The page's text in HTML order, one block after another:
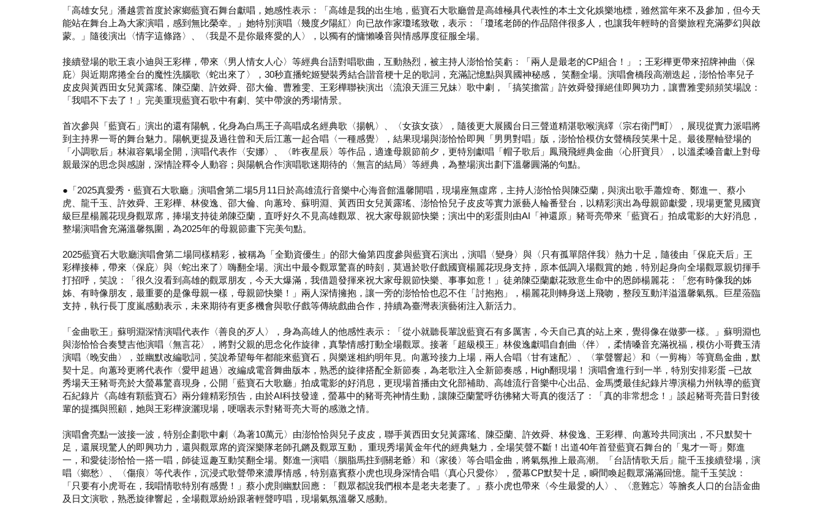
「高雄女兒」潘越雲首度於家鄉藍寶石舞台獻唱，她感性表示：「高雄是我的出生地，藍寶石大歌廳曾是高雄極具代表性的本土文化娛樂地標，雖然當年來不及參加，但今天
能站在舞台上為大家演唱，感到無比榮幸。」她特別演唱〈幾度夕陽紅〉向已故作家瓊瑤致敬，表示：「瓊瑤老師的作品陪伴很多人，也讓我年輕時的音樂旅程充滿夢幻與啟
蒙。」隨後演出〈情字這條路〉、〈我是不是你最疼愛的人〉，以獨有的慵懶嗓音與情感厚度征服全場。
接續登場的歌王袁小迪與王彩樺，帶來〈男人情女人心〉等經典台語對唱歌曲，互動熱烈，被主持人澎恰恰笑虧：「兩人是最老的CP組合！」；王彩樺更帶來招牌神曲〈保
庇〉與近期席捲全台的魔性洗腦歌〈蛇出來了〉，30秒直播蛇姬變裝秀結合諧音梗十足的歌詞，充滿記憶點與異國神秘感， 笑翻全場。演唱會橋段高潮迭起，澎恰恰率兒子
皮皮與黃西田女兒黃露瑤、陳亞蘭、許效舜、邵大倫、曹雅雯、王彩樺聯袂演出〈流浪天涯三兄妹〉歌中劇，「搞笑擔當」許效舜發揮絕佳即興功力，讓曹雅雯頻頻笑場說：
「我唱不下去了！」完美重現藍寶石歌中有劇、笑中帶淚的秀場情景。
首次參與「藍寶石」演出的還有陽帆，化身為白馬王子高唱成名經典歌〈揚帆〉、〈女孩女孩〉，隨後更大展國台日三聲道精湛歌喉演繹〈宗右衛門町〉，展現從實力派唱將
到主持界一哥的舞台魅力。陽帆更提及過往曾和天后江蕙一起合唱〈一種感覺〉，結果現場與澎恰恰即興「男男對唱」版，澎恰恰模仿女聲橋段笑果十足。最後壓軸登場的
「小調歌后」林淑容氣場全開，演唱代表作〈安娜〉、〈昨夜星辰〉等作品，適逢母親節前夕，更特別獻唱「帽子歌后」鳳飛飛經典金曲〈心肝寶貝〉，以溫柔嗓音獻上對母
親最深的思念與感謝，深情詮釋令人動容；與陽帆合作演唱歌迷期待的〈無言的結局〉等經典，為整場演出劃下溫馨圓滿的句點。
●「2025真愛秀・藍寶石大歌廳」演唱會第二場5月11日於高雄流行音樂中心海音館溫馨開唱，現場座無虛席，主持人澎恰恰與陳亞蘭，與演出歌手蕭煌奇、鄭進一、蔡小
虎、龍千玉、許效舜、王彩樺、林俊逸、邵大倫、向蕙玲、蘇明淵、黃西田女兒黃露瑤、澎恰恰兒子皮皮等實力派藝人輪番登台，以精彩演出為母親節獻愛，現場更驚見國寶
級巨星楊麗花現身觀眾席，捧場支持徒弟陳亞蘭，直呼好久不見高雄觀眾、祝大家母親節快樂；演出中的彩蛋則由AI「神還原」豬哥亮帶來「藍寶石」拍成電影的大好消息，
整場演唱會充滿溫馨氛圍，為2025年的母親節畫下完美句點。
2025藍寶石大歌廳演唱會第二場同樣精彩，被稱為「全勤資優生」的邵大倫第四度參與藍寶石演出，演唱〈變身〉與〈只有孤單陪伴我〉熱力十足，隨後由「保庇天后」王
彩樺接棒，帶來〈保庇〉與〈蛇出來了〉嗨翻全場。演出中最令觀眾驚喜的時刻，莫過於歌仔戲國寶楊麗花現身支持，原本低調入場觀賞的她，特別起身向全場觀眾親切揮手
打招呼，笑說：「很久沒看到高雄的觀眾朋友，今天大爆滿，我借題發揮來祝大家母親節快樂、事事如意！」徒弟陳亞蘭獻花致意生命中的恩師楊麗花：「您有時像我的姊
姊、有時像朋友，最重要的是像母親一樣，母親節快樂！」兩人深情擁抱，讓一旁的澎恰恰也忍不住「討抱抱」，楊麗花則轉身送上飛吻，整段互動洋溢溫馨氣氛。巨星蒞臨
支持，執行長丁度嵐感動表示，未來期待有更多機會與歌仔戲等傳統戲曲合作，持續為臺灣表演藝術注入新活力。
「金曲歌王」蘇明淵深情演唱代表作〈善良的歹人〉，身為高雄人的他感性表示：「從小就聽長輩說藍寶石有多厲害，今天自己真的站上來，覺得像在做夢一樣。」蘇明淵也
與澎恰恰合奏雙吉他演唱〈無言花〉，將對父親的思念化作旋律，真摯情感打動全場觀眾。接著「超級模王」林俊逸獻唱自創曲〈伴〉，柔情嗓音充滿祝福，模仿小哥費玉清
演唱〈晚安曲〉，並幽默改編歌詞，笑說希望每年都能來藍寶石，與樂迷相約明年見。向蕙玲接力上場，兩人合唱〈甘有速配〉、〈掌聲響起〉和〈一剪梅〉等寶島金曲，默
契十足。向蕙玲更將代表作〈愛甲超過〉改編成電音舞曲版本，熟悉的旋律搭配全新節奏，為老歌注入全新節奏感，High翻現場！ 演唱會進行到一半，特別安排彩蛋 –已故
秀場天王豬哥亮於大螢幕驚喜現身，公開「藍寶石大歌廳」拍成電影的好消息，更現場首播由文化部補助、高雄流行音樂中心出品、金馬獎最佳紀錄片導演楊力州執導的藍寶
石紀錄片《高雄有顆藍寶石》兩分鐘精彩預告，由於AI科技發達，螢幕中的豬哥亮神情生動，讓陳亞蘭驚呼彷彿豬大哥真的復活了：「真的非常想念！」談起豬哥亮昔日對後
輩的提攜與照顧，她與王彩樺淚灑現場，哽咽表示對豬哥亮大哥的感激之情。
演唱會亮點一波接一波，特別企劃歌中劇〈為著10萬元〉由澎恰恰與兒子皮皮，聯手黃西田女兒黃露瑤、陳亞蘭、許效舜、林俊逸、王彩樺、向蕙玲共同演出，不只默契十
足，還展現驚人的即興功力，還與觀眾席的資深樂隊老師孔鏘及觀眾互動， 重現秀場黃金年代的經典魅力，全場笑聲不斷！出道40年首登藍寶石舞台的「鬼才一哥」鄭進
一，和愛徒澎恰恰一搭一唱，師徒逗趣互動笑翻全場。鄭進一演唱〈胭脂馬拄到關老爺〉和〈家後〉等合唱金曲，將氣氛推上最高潮。「台語情歌天后」龍千玉接續登場，演
唱〈鄉愁〉、〈傷痕〉等代表作，沉浸式歌聲帶來濃厚情感，特別嘉賓蔡小虎也現身深情合唱〈真心只愛你〉，螢幕CP默契十足，瞬間喚起觀眾滿滿回憶。龍千玉笑說：
「只要有小虎哥在，我唱情歌特別有感覺！」蔡小虎則幽默回應：「觀眾都說我們根本是老夫老妻了。」蔡小虎也帶來〈今生最愛的人〉、〈意難忘〉等膾炙人口的台語金曲
及日文演歌，熟悉旋律響起，全場觀眾紛紛跟著輕聲哼唱，現場氣氛溫馨又感動。